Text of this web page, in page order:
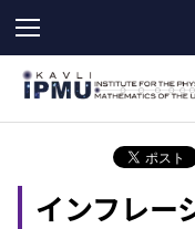
メ
イ
ン
インフレー